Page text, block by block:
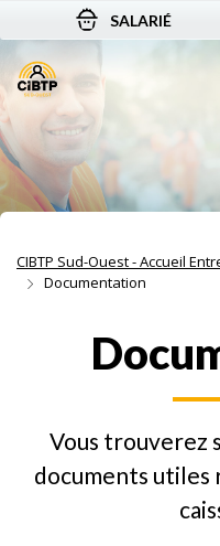
Aller au
Aller à la
Aller à laSALARIÉ
CIBTP Sud-Ouest - Accueil
Documentation
Vous trouverez
documents utiles